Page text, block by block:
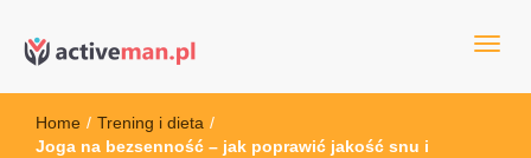
active man – sprzęt sportowy
sportowym
Home / Trening i dieta /
Joga na bezsenność – jak poprawić jakość snu i